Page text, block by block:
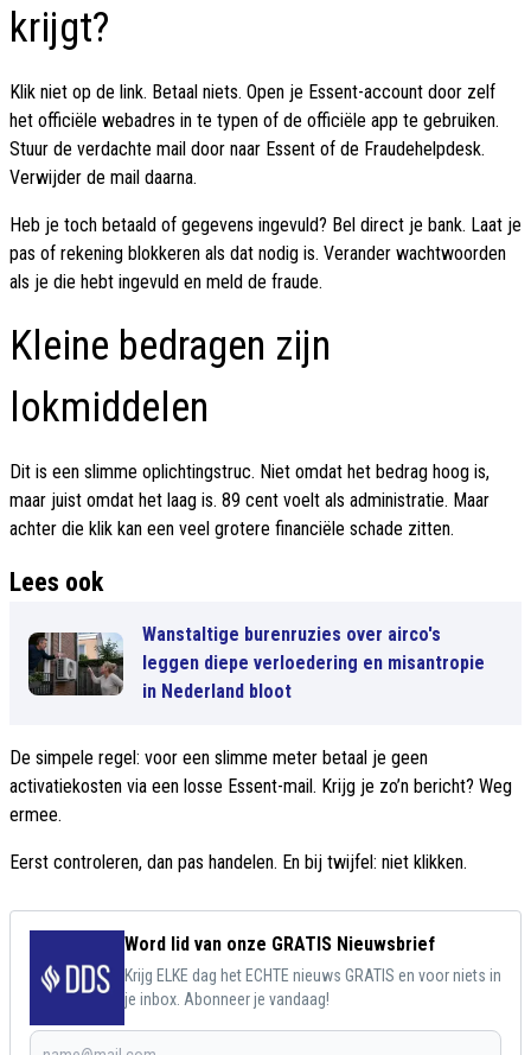
krijgt?
Klik niet op de link. Betaal niets. Open je Essent-account door zelf
het officiële webadres in te typen of de officiële app te gebruiken.
Stuur de verdachte mail door naar Essent of de Fraudehelpdesk.
Verwijder de mail daarna.
Heb je toch betaald of gegevens ingevuld? Bel direct je bank. Laat je
pas of rekening blokkeren als dat nodig is. Verander wachtwoorden
als je die hebt ingevuld en meld de fraude.
Kleine bedragen zijn
lokmiddelen
Dit is een slimme oplichtingstruc. Niet omdat het bedrag hoog is,
maar juist omdat het laag is. 89 cent voelt als administratie. Maar
achter die klik kan een veel grotere financiële schade zitten.
Lees ook
Wanstaltige burenruzies over airco's
leggen diepe verloedering en misantropie
in Nederland bloot
De simpele regel: voor een slimme meter betaal je geen
activatiekosten via een losse Essent-mail. Krijg je zo’n bericht? Weg
ermee.
Eerst controleren, dan pas handelen. En bij twijfel: niet klikken.
Word lid van onze GRATIS Nieuwsbrief
Krijg ELKE dag het ECHTE nieuws GRATIS en voor niets in
je inbox. Abonneer je vandaag!